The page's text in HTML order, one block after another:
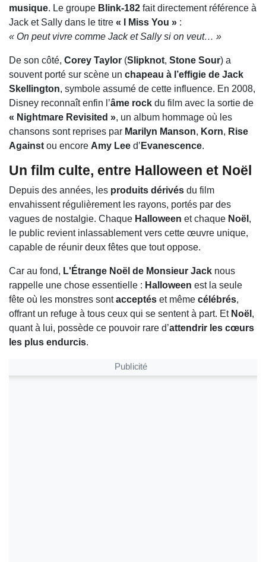
musique. Le groupe Blink-182 fait directement référence à
Jack et Sally dans le titre « I Miss You » :
« On peut vivre comme Jack et Sally si on veut… »
De son côté, Corey Taylor (Slipknot, Stone Sour) a
souvent porté sur scène un chapeau à l’effigie de Jack
Skellington, symbole assumé de cette influence. En 2008,
Disney reconnaît enfin l’âme rock du film avec la sortie de
« Nightmare Revisited », un album hommage où les
chansons sont reprises par Marilyn Manson, Korn, Rise
Against ou encore Amy Lee d’ Evanescence.
Un film culte, entre Halloween et Noël
Depuis des années, les produits dérivés du film
envahissent régulièrement les rayons, portés par des
vagues de nostalgie. Chaque Halloween et chaque Noël ,
le public revient inlassablement vers cette œuvre unique,
capable de réunir deux fêtes que tout oppose.
Car au fond, L'Étrange Noël de Monsieur Jack nous
rappelle une chose essentielle : Halloween est la seule
fête où les monstres sontacceptés et même célébrés,
offrant un refuge à tous ceux qui se sentent à part. Et Noël ,
quant à lui, possède ce pouvoir rare d’attendrir les cœurs
les plus endurcis.
Publicité